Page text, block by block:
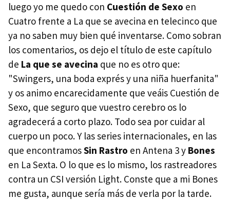
luego yo me quedo con Cuestión de Sexo en
Cuatro frente a La que se avecina en telecinco que
ya no saben muy bien qué inventarse. Como sobran
los comentarios, os dejo el título de este capítulo
de La que se avecina que no es otro que:
"Swingers, una boda exprés y una niña huerfanita"
y os animo encarecidamente que veáis Cuestión de
Sexo, que seguro que vuestro cerebro os lo
agradecerá a corto plazo. Todo sea por cuidar al
cuerpo un poco. Y las series internacionales, en las
que encontramosSin Rastro en Antena 3 y Bones
en La Sexta. O lo que es lo mismo, los rastreadores
contra un CSI versión Light. Conste que a mi Bones
me gusta, aunque sería más de verla por la tarde.